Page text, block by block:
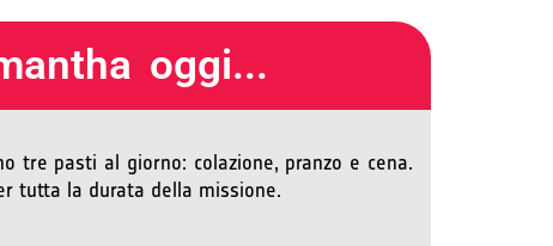
oggi...
pasti al giorno: colazione, pranzo e cena.
tutta la durata della missione.